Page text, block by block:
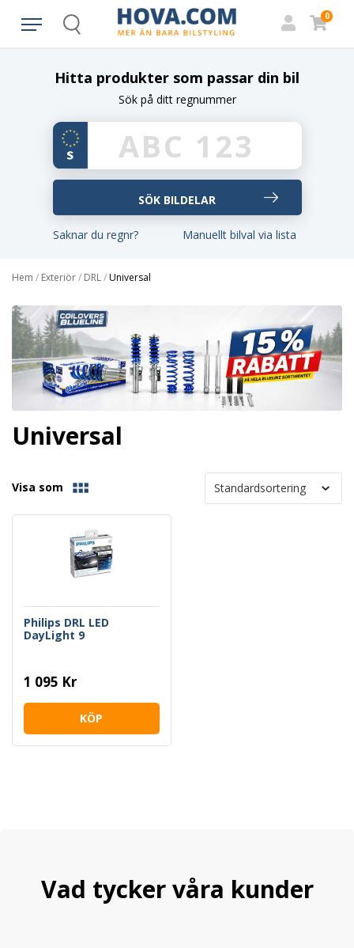
Search
0
Hitta produkter som passar din bil
Sök på ditt regnummer
Saknar du regnr? Manuellt bilval via lista
Hem / Exteriör/ DRL/Universal
Universal
Visa som
Philips DRL LED
DayLight 9
1 095 Kr
KÖP
Vad tycker våra kunder